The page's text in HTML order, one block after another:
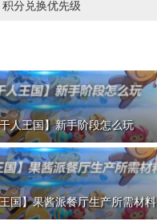
积分兑换优先级
人王国】新手阶段怎么玩
国】果酱派餐厅生产所需材料